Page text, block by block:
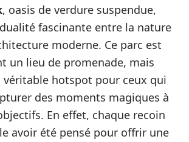
, oasis de verdure suspendue,
fascinante entre la nature
moderne. Ce parc est
un lieu de promenade, mais
véritable hotspot pour ceux qui
des moments magiques à
En effet, chaque recoin
avoir été pensé pour offrir une